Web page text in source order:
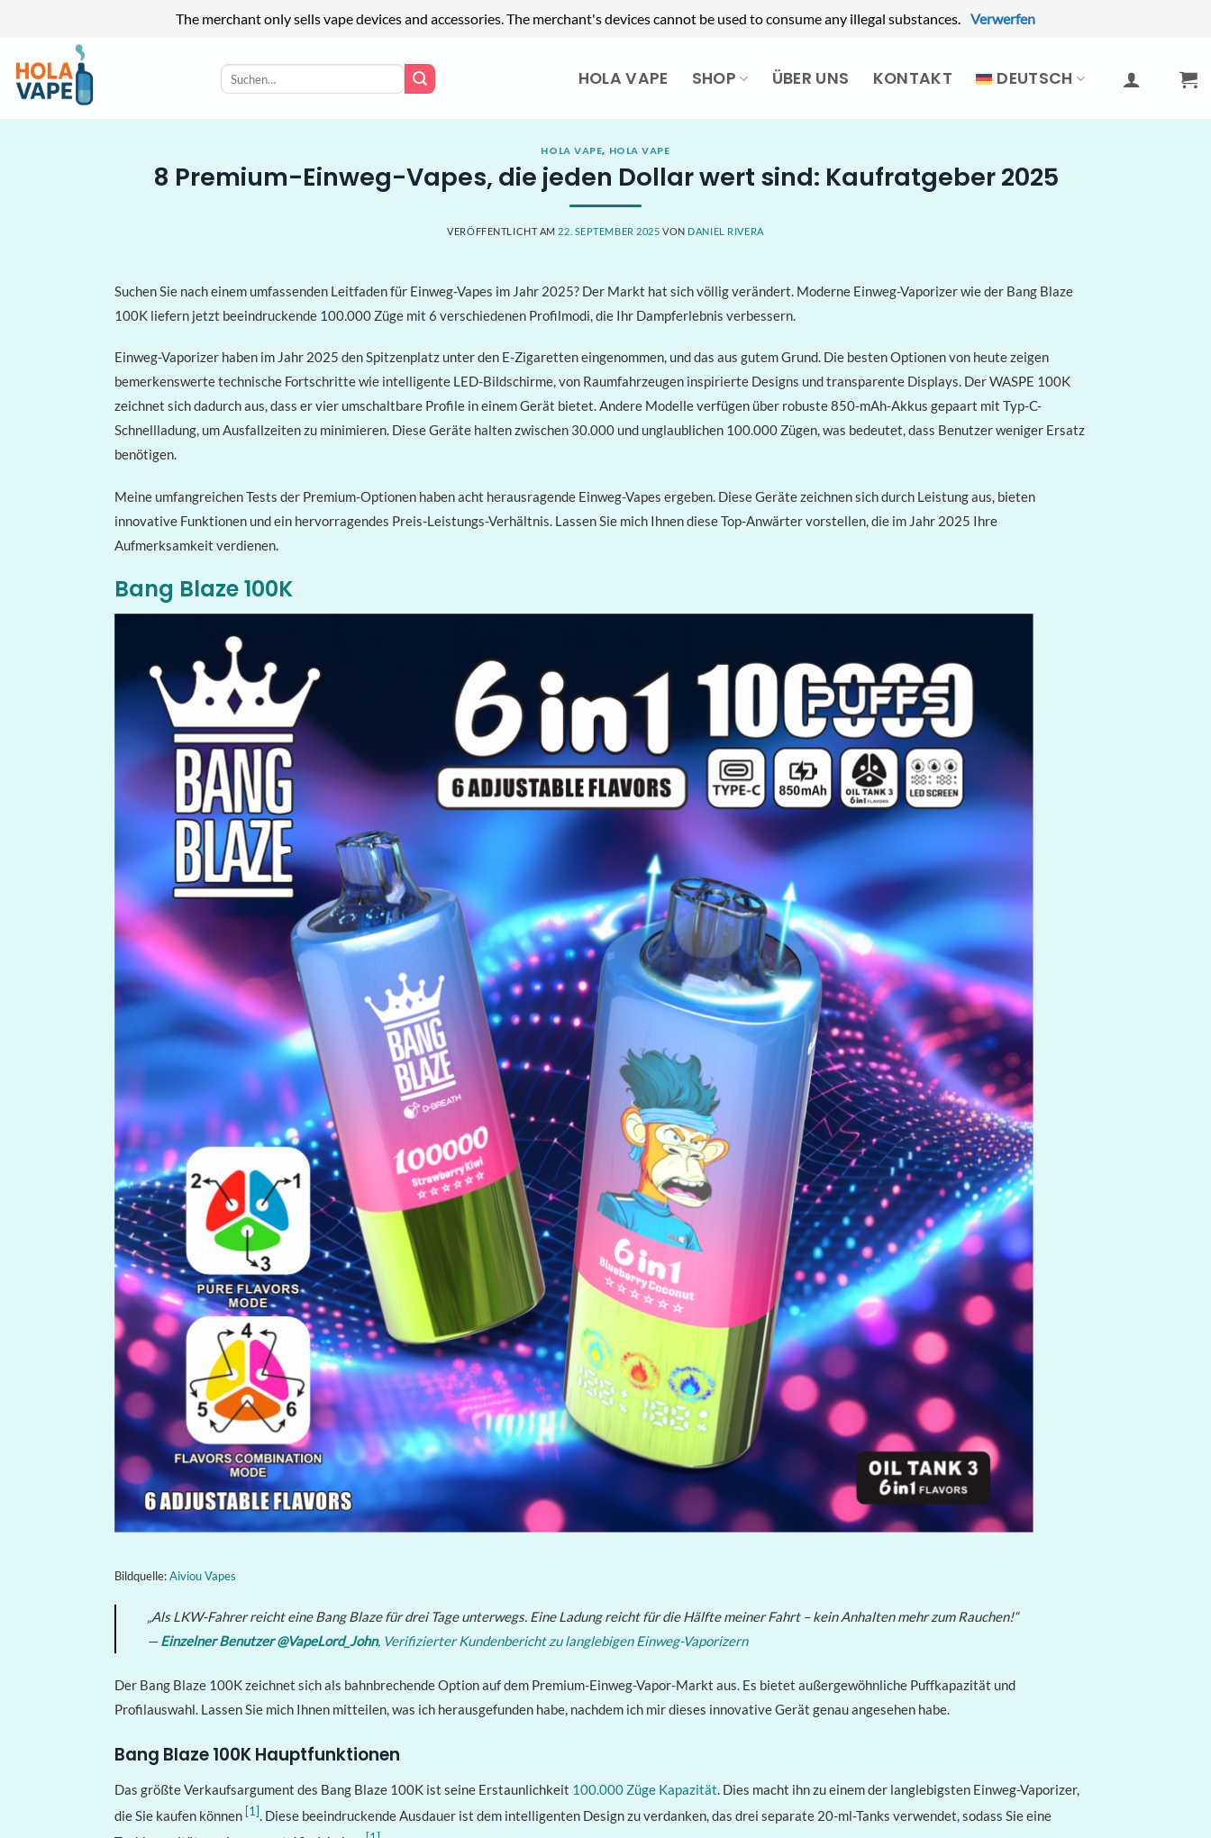
The merchant only sells vape devices and accessories. The merchant's devices cannot be used to consume any illegal substances. Verwerfen
Inhalt
springen
Suchen
nach:
HOLA VAPE SHOP ÜBER UNS KONTAKT DEUTSCH
HOLA VAPE, HOLA VAPE
8 Premium-Einweg-Vapes, die jeden Dollar wert sind: Kaufratgeber 2025
VERÖFFENTLICHT AM 22. SEPTEMBER 2025 VON DANIEL RIVERA
Suchen Sie nach einem umfassenden Leitfaden für Einweg-Vapes im Jahr 2025? Der Markt hat sich völlig verändert. Moderne Einweg-Vaporizer wie der Bang Blaze
100K liefern jetzt beeindruckende 100.000 Züge mit 6 verschiedenen Profilmodi, die Ihr Dampferlebnis verbessern.
Einweg-Vaporizer haben im Jahr 2025 den Spitzenplatz unter den E-Zigaretten eingenommen, und das aus gutem Grund. Die besten Optionen von heute zeigen
bemerkenswerte technische Fortschritte wie intelligente LED-Bildschirme, von Raumfahrzeugen inspirierte Designs und transparente Displays. Der WASPE 100K
zeichnet sich dadurch aus, dass er vier umschaltbare Profile in einem Gerät bietet. Andere Modelle verfügen über robuste 850-mAh-Akkus gepaart mit Typ-C-
Schnellladung, um Ausfallzeiten zu minimieren. Diese Geräte halten zwischen 30.000 und unglaublichen 100.000 Zügen, was bedeutet, dass Benutzer weniger Ersatz
benötigen.
Meine umfangreichen Tests der Premium-Optionen haben acht herausragende Einweg-Vapes ergeben. Diese Geräte zeichnen sich durch Leistung aus, bieten
innovative Funktionen und ein hervorragendes Preis-Leistungs-Verhältnis. Lassen Sie mich Ihnen diese Top-Anwärter vorstellen, die im Jahr 2025 Ihre
Aufmerksamkeit verdienen.
Bang Blaze 100K
Bildquelle: Aiviou Vapes
„Als LKW-Fahrer reicht eine Bang Blaze für drei Tage unterwegs. Eine Ladung reicht für die Hälfte meiner Fahrt – kein Anhalten mehr zum Rauchen!“
—Einzelner Benutzer @VapeLord_John, Verifizierter Kundenbericht zu langlebigen Einweg-Vaporizern
Der Bang Blaze 100K zeichnet sich als bahnbrechende Option auf dem Premium-Einweg-Vapor-Markt aus. Es bietet außergewöhnliche Puffkapazität und
Profilauswahl. Lassen Sie mich Ihnen mitteilen, was ich herausgefunden habe, nachdem ich mir dieses innovative Gerät genau angesehen habe.
Bang Blaze 100K Hauptfunktionen
Das größte Verkaufsargument des Bang Blaze 100K ist seine Erstaunlichkeit 100.000 Züge Kapazität. Dies macht ihn zu einem der langlebigsten Einweg-Vaporizer,
die Sie kaufen können [1] . Diese beeindruckende Ausdauer ist dem intelligenten Design zu verdanken, das drei separate 20-ml-Tanks verwendet, sodass Sie eine